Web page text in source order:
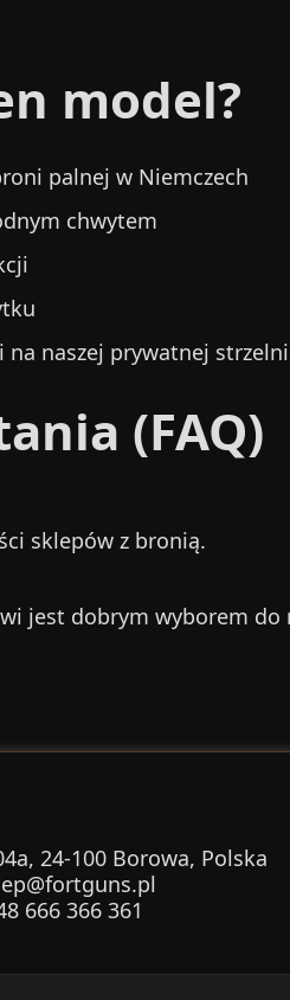
model?
palnej w Niemczech
chwytem
naszej prywatnej
(FAQ)
sklepów z bronią.
jest dobrym wyborem
24-100 Borowa, Polska
666 366 361